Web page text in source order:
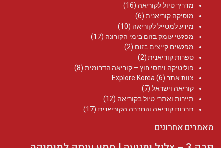
מדריך טיול לקוריאה (16)
מוסיקה קוריאנית (6)
מידע למטייל לקוריאה (10)
מפגשי עומק בזום בימי הקורונה (17)
מפגשים קייצים בזום (2)
ספרות קוריאנית (2)
פוליטיקה ויחסי חוץ – קוריאה הדרומית (8)
צוות אתר Explore Korea (6)
קוריאה וישראל (7)
תיירות ואתרי טיול בקוריאה (12)
תרבות קוריאה והחברה הקוריאנית (17)
מאמרים אחרונים